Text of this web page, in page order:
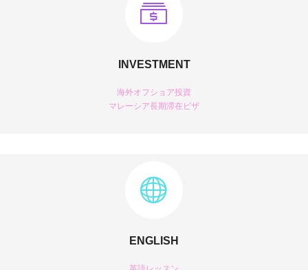
INVESTMENT
海外オフショア投資
マレーシア長期滞在ビザ
ENGLISH